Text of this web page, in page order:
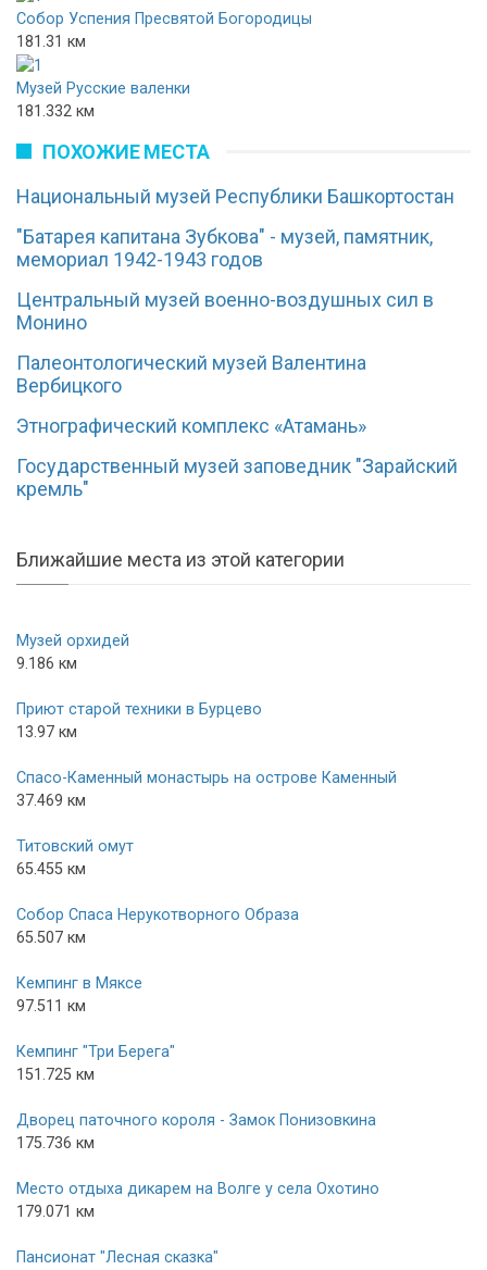
Собор Успения Пресвятой Богородицы
181.31 км
Музей Русские валенки
181.332 км
ПОХОЖИЕ МЕСТА
Национальный музей Республики Башкортостан
"Батарея капитана Зубкова" - музей, памятник,
мемориал 1942-1943 годов
Центральный музей военно-воздушных сил в
Монино
Палеонтологический музей Валентина
Вербицкого
Этнографический комплекс «Атамань»
Государственный музей заповедник "Зарайский
кремль"
Ближайшие места из этой категории
Музей орхидей
9.186 км
Приют старой техники в Бурцево
13.97 км
Спасо-Каменный монастырь на острове Каменный
37.469 км
Титовский омут
65.455 км
Собор Спаса Нерукотворного Образа
65.507 км
Кемпинг в Мяксе
97.511 км
Кемпинг "Три Берега"
151.725 км
Дворец паточного короля - Замок Понизовкина
175.736 км
Место отдыха дикарем на Волге у села Охотино
179.071 км
Пансионат "Лесная сказка"